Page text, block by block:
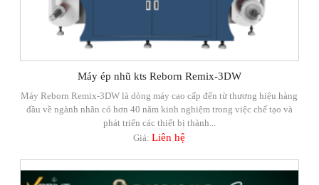
Máy ép nhũ kts Reborn Remix-3DW
Máy Reborn Remix-3DW là dòng máy cao cấp đến từ thương hiệu hàng
đầu về ngành nhãn có hơn 40 năm kinh nghiệm trong việc chế tạo và
phát triển các thiết bị thành...
Giá:Liên hệ